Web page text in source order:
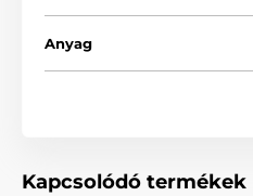
Anyag
Kapcsolódó termékek